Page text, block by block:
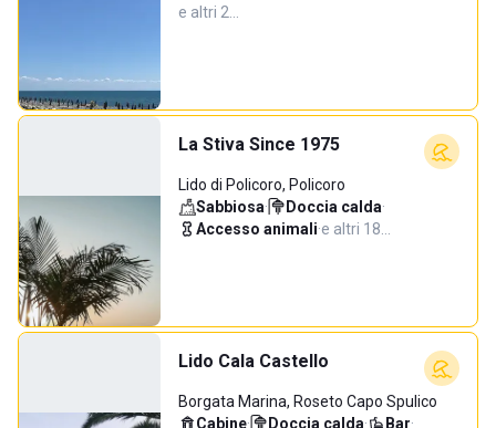
e altri 2…
La Stiva Since 1975
Lido di Policoro, Policoro
Sabbiosa· Doccia calda·
Accesso animali·e altri 18…
Lido Cala Castello
Borgata Marina, Roseto Capo Spulico
Cabine· Doccia calda· Bar·